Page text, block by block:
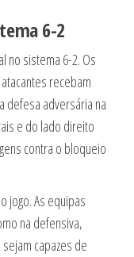
6-2
no sistema 6-2. Os
recebam
defesa adversária na
e do lado direito
contra o bloqueio
jogo. As equipas
na defensiva,
capazes de